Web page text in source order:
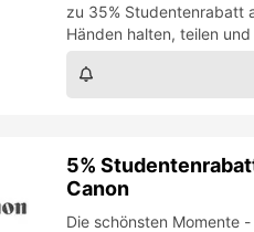
zu 35% Studentenrabatt
Händen halten, teilen
5%
Canon
Die schönsten Momente